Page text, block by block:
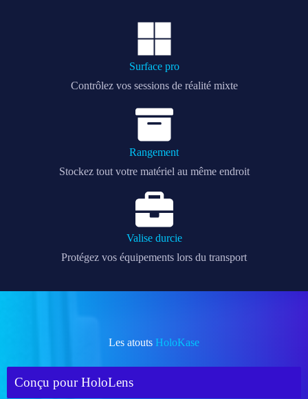
Surface pro
Contrôlez vos sessions de réalité mixte
Rangement
Stockez tout votre matériel au même endroit
Valise durcie
Protégez vos équipements lors du transport
Les atouts HoloKase
Conçu pour HoloLens